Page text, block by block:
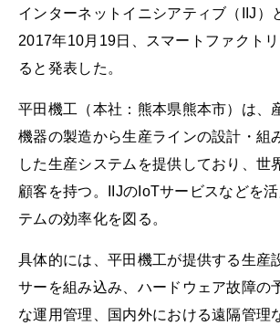
インターネットイニシアティブ（IIJ）
2017年10月19日、スマートファクト
ると発表した。
平田機工（本社：熊本県熊本市）は、
機器の製造から生産ラインの設計・組
した生産システムを提供しており、世
顧客を持つ。IIJのIoTサービスなどを
テムの効率化を図る。
具体的には、平田機工が提供する生産
サーを組み込み、ハードウェア故障の
な運用管理、国内外における遠隔管理